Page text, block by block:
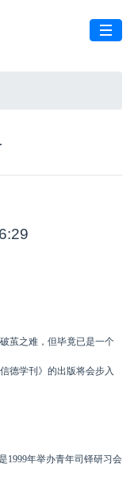
茧之难，但毕竟已是一个
德学刊》的出版将会步入
年举办青年司铎研习会